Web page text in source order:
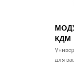
КДМ
для